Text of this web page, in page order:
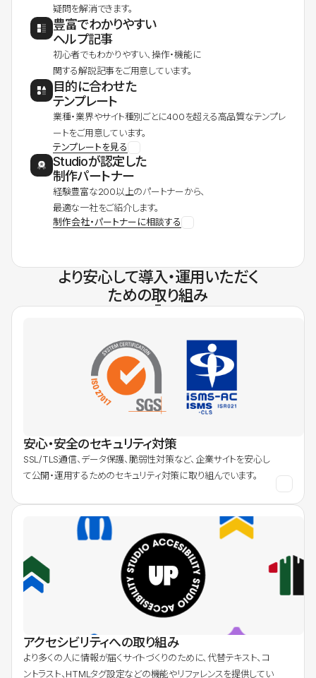
疑問を解消できます。
豊富でわかりやすい
ヘルプ記事
初心者でもわかりやすい、操作・機能に
関する解説記事をご用意しています。
目的に合わせた
テンプレート
業種・業界やサイト種別ごとに400を超える高品質なテンプレ
ートをご用意しています。
テンプレートを見る
Studioが認定した
制作パートナー
経験豊富な200以上のパートナーから、
最適な一社をご紹介します。
制作会社・パートナーに相談する
より安心して導入・運用いただく
ための取り組み
安心・安全のセキュリティ対策
SSL/TLS通信、データ保護、脆弱性対策など、企業サイトを安心し
て公開・運用するためのセキュリティ対策に取り組んでいます。
アクセシビリティへの取り組み
より多くの人に情報が届くサイトづくりのために、代替テキスト、コ
ントラスト、HTMLタグ設定などの機能やリファレンスを提供してい